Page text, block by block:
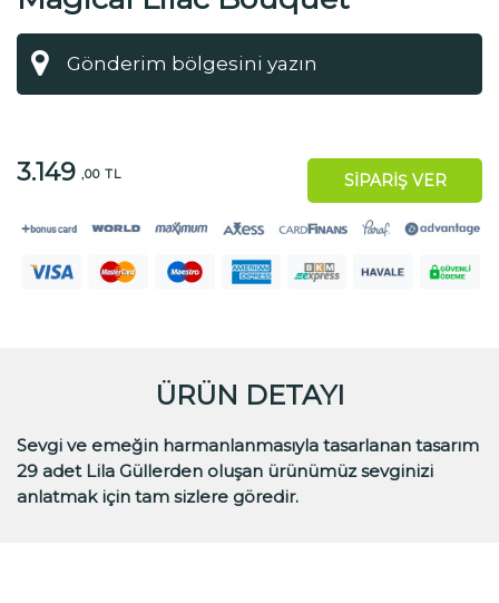
3.149 ,00 TL SİPARİŞ VER
ÜRÜN DETAYI
Sevgi ve emeğin harmanlanmasıyla tasarlanan tasarım
29 adet Lila Güllerden oluşan ürünümüz sevginizi
anlatmak için tam sizlere göredir.